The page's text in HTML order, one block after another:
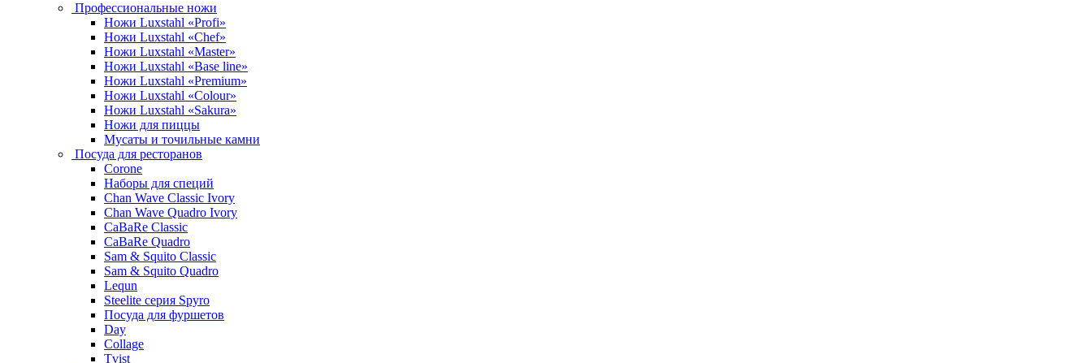
Профессиональные ножи
Ножи Luxstahl «Profi»
Ножи Luxstahl «Chef»
Ножи Luxstahl «Master»
Ножи Luxstahl «Base line»
Ножи Luxstahl «Premium»
Ножи Luxstahl «Colour»
Ножи Luxstahl «Sakura»
Ножи для пиццы
Мусаты и точильные камни
Посуда для ресторанов
Corone
Наборы для специй
Chan Wave Classic Ivory
Chan Wave Quadro Ivory
CaBaRe Classic
CaBaRe Quadro
Sam & Squito Classic
Sam & Squito Quadro
Lequn
Steelite серия Spyro
Посуда для фуршетов
Day
Collage
Tvist